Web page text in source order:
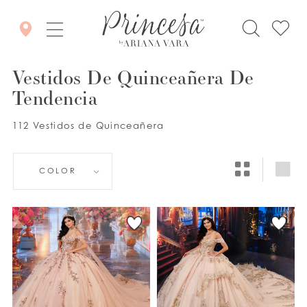
Vestidos De Quinceañera De
Tendencia
112 Vestidos de Quinceañera
COLOR